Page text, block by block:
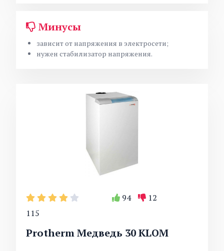
Минусы
зависит от напряжения в электросети;
нужен стабилизатор напряжения.
115
94 12
Protherm Медведь 30 KLOM